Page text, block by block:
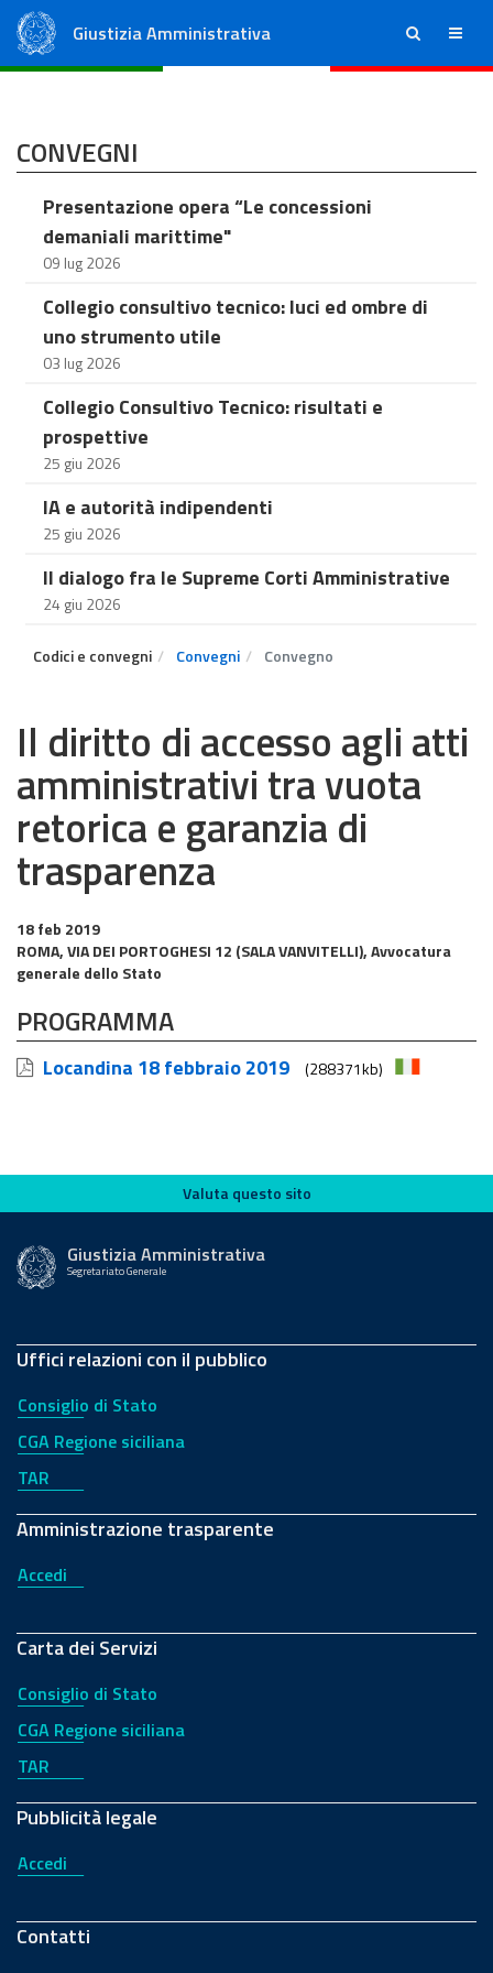
Giustizia Amministrativa ricerca menu
CONVEGNI
Presentazione opera “Le concessioni
demaniali marittime"
09 lug 2026
Collegio consultivo tecnico: luci ed ombre di
uno strumento utile
03 lug 2026
Collegio Consultivo Tecnico: risultati e
prospettive
25 giu 2026
IA e autorità indipendenti
25 giu 2026
Il dialogo fra le Supreme Corti Amministrative
24 giu 2026
Codici e convegni Convegni Convegno
Il diritto di accesso agli atti
amministrativi tra vuota
retorica e garanzia di
trasparenza
18 feb 2019
ROMA, VIA DEI PORTOGHESI 12 (SALA VANVITELLI), Avvocatura
generale dello Stato
PROGRAMMA
Locandina 18 febbraio 2019 (288371kb)
Valuta questo sito
Valuta questo sito
Giustizia Amministrativa
Segretariato Generale
Uffici relazioni con il pubblico
Consiglio di Stato
CGA Regione siciliana
TAR
Amministrazione trasparente
Accedi
Carta dei Servizi
Consiglio di Stato
CGA Regione siciliana
TAR
Pubblicità legale
Accedi
Contatti